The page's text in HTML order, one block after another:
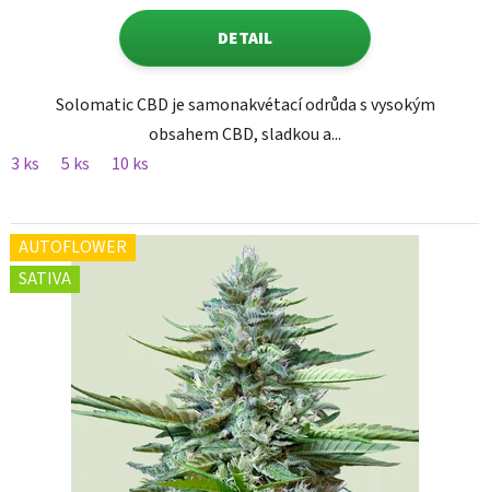
DETAIL
Solomatic CBD je samonakvétací odrůda s vysokým
obsahem CBD, sladkou a...
3 ks
5 ks 10 ks
AUTOFLOWER
SATIVA